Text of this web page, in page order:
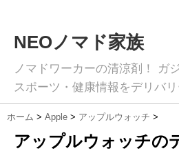
NEOノマド家族
ノマドワーカーの清涼剤！ ガ
スポーツ・健康情報をデリバリ
ホーム > Apple > アップルウォッチ >
アップルウォッチの